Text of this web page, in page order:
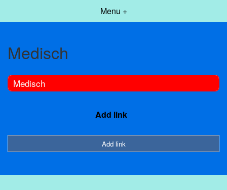
Menu +
Medisch
Medisch
Add link
Add link